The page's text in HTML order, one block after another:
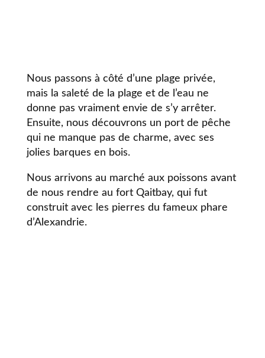
Nous passons à côté d’une plage privée,
mais la saleté de la plage et de l’eau ne
donne pas vraiment envie de s’y arrêter.
Ensuite, nous découvrons un port de pêche
qui ne manque pas de charme, avec ses
jolies barques en bois.
Nous arrivons au marché aux poissons avant
de nous rendre au fort Qaitbay, qui fut
construit avec les pierres du fameux phare
d’Alexandrie.